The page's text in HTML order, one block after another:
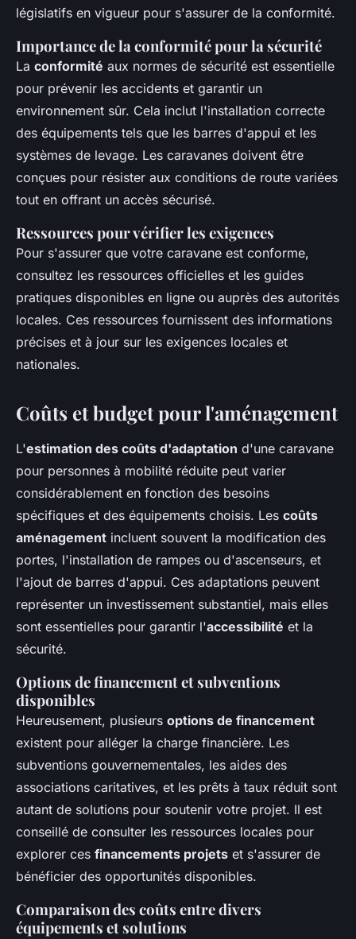
législatifs en vigueur pour s'assurer de la conformité.
Importance de la conformité pour la sécurité
La conformité aux normes de sécurité est essentielle
pour prévenir les accidents et garantir un
environnement sûr. Cela inclut l'installation correcte
des équipements tels que les barres d'appui et les
systèmes de levage. Les caravanes doivent être
conçues pour résister aux conditions de route variées
tout en offrant un accès sécurisé.
Ressources pour vérifier les exigences
Pour s'assurer que votre caravane est conforme,
consultez les ressources officielles et les guides
pratiques disponibles en ligne ou auprès des autorités
locales. Ces ressources fournissent des informations
précises et à jour sur les exigences locales et
nationales.
Coûts et budget pour l'aménagement
L'estimation des coûts d'adaptation d'une caravane
pour personnes à mobilité réduite peut varier
considérablement en fonction des besoins
spécifiques et des équipements choisis. Les coûts
aménagement incluent souvent la modification des
portes, l'installation de rampes ou d'ascenseurs, et
l'ajout de barres d'appui. Ces adaptations peuvent
représenter un investissement substantiel, mais elles
sont essentielles pour garantir l'accessibilité et la
sécurité.
Options de financement et subventions
disponibles
Heureusement, plusieurs options de financement
existent pour alléger la charge financière. Les
subventions gouvernementales, les aides des
associations caritatives, et les prêts à taux réduit sont
autant de solutions pour soutenir votre projet. Il est
conseillé de consulter les ressources locales pour
explorer ces financements projets et s'assurer de
bénéficier des opportunités disponibles.
Comparaison des coûts entre divers
équipements et solutions